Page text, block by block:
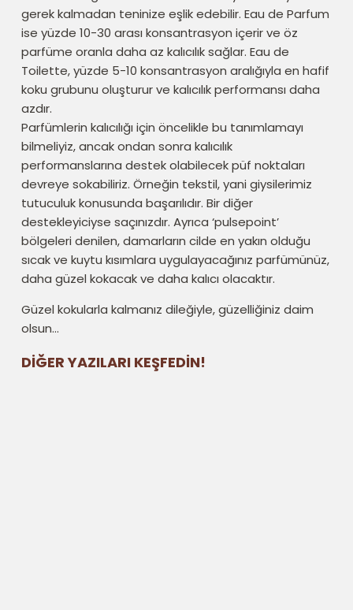
gerek kalmadan teninize eşlik edebilir. Eau de Parfum
ise yüzde 10-30 arası konsantrasyon içerir ve öz
parfüme oranla daha az kalıcılık sağlar. Eau de
Toilette, yüzde 5-10 konsantrasyon aralığıyla en hafif
koku grubunu oluşturur ve kalıcılık performansı daha
azdır.
Parfümlerin kalıcılığı için öncelikle bu tanımlamayı
bilmeliyiz, ancak ondan sonra kalıcılık
performanslarına destek olabilecek püf noktaları
devreye sokabiliriz. Örneğin tekstil, yani giysilerimiz
tutuculuk konusunda başarılıdır. Bir diğer
destekleyiciyse saçınızdır. Ayrıca ‘pulsepoint’
bölgeleri denilen, damarların cilde en yakın olduğu
sıcak ve kuytu kısımlara uygulayacağınız parfümünüz,
daha güzel kokacak ve daha kalıcı olacaktır.
Güzel kokularla kalmanız dileğiyle, güzelliğiniz daim
olsun…
DİĞER YAZILARI KEŞFEDİN!